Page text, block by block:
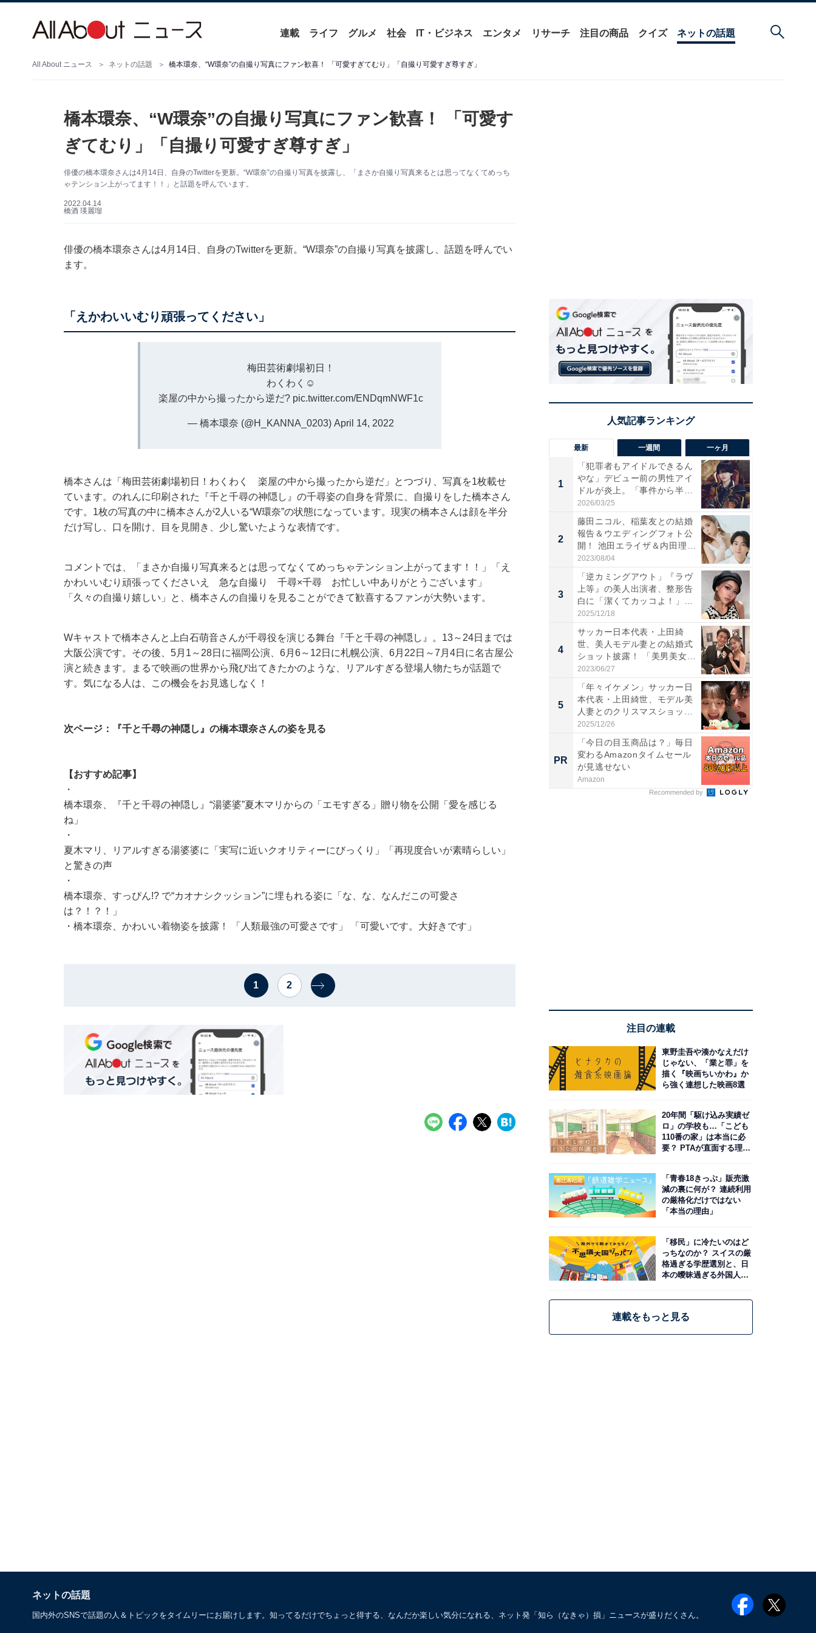
連載 ライフ グルメ 社会 IT・ビジネス エンタメ リサーチ 注目の商品 クイズ ネットの話題
All About ニュース ネットの話題 橋本環奈、“W環奈”の自撮り写真にファン歓喜！ 「可愛すぎてむり」「自撮り可愛すぎ尊すぎ」
橋本環奈、“W環奈”の自撮り写真にファン歓喜！ 「可愛す
ぎてむり」「自撮り可愛すぎ尊すぎ」
俳優の橋本環奈さんは4月14日、自身のTwitterを更新。“W環奈”の自撮り写真を披露し、「まさか自撮り写真来るとは思ってなくてめっち
ゃテンション上がってます！！」と話題を呼んでいます。
2022.04.14
橋酒 瑛麗瑠
俳優の橋本環奈さんは4月14日、自身のTwitterを更新。“W環奈”の自撮り写真を披露し、話題を呼んでい
ます。
「えかわいいむり頑張ってください」
梅田芸術劇場初日！
わくわく☺️
楽屋の中から撮ったから逆だ? pic.twitter.com/ENDqmNWF1c
— 橋本環奈 (@H_KANNA_0203) April 14, 2022
橋本さんは「梅田芸術劇場初日！わくわく 楽屋の中から撮ったから逆だ」とつづり、写真を1枚載せ
ています。のれんに印刷された『千と千尋の神隠し』の千尋姿の自身を背景に、自撮りをした橋本さん
です。1枚の写真の中に橋本さんが2人いる“W環奈”の状態になっています。現実の橋本さんは顔を半分
だけ写し、口を開け、目を見開き、少し驚いたような表情です。
コメントでは、「まさか自撮り写真来るとは思ってなくてめっちゃテンション上がってます！！」「え
かわいいむり頑張ってくださいえ 急な自撮り 千尋×千尋 お忙しい中ありがとうございます」
「久々の自撮り嬉しい」と、橋本さんの自撮りを見ることができて歓喜するファンが大勢います。
Wキャストで橋本さんと上白石萌音さんが千尋役を演じる舞台『千と千尋の神隠し』。13～24日までは
大阪公演です。その後、5月1～28日に福岡公演、6月6～12日に札幌公演、6月22日～7月4日に名古屋公
演と続きます。まるで映画の世界から飛び出てきたかのような、リアルすぎる登場人物たちが話題で
す。気になる人は、この機会をお見逃しなく！
次ページ：『千と千尋の神隠し』の橋本環奈さんの姿を見る
【おすすめ記事】
・
橋本環奈、『千と千尋の神隠し』“湯婆婆”夏木マリからの「エモすぎる」贈り物を公開「愛を感じる
ね」
・
夏木マリ、リアルすぎる湯婆婆に「実写に近いクオリティーにびっくり」「再現度合いが素晴らしい」
と驚きの声
・
橋本環奈、すっぴん!? で“カオナシクッション”に埋もれる姿に「な、な、なんだこの可愛さ
は？！？！」
・ 橋本環奈、かわいい着物姿を披露！ 「人類最強の可愛さです」 「可愛いです。大好きです」
1 2
最新 一週間 一ヶ月
1
「犯罪者もアイドルできるん
やな」デビュー前の男性アイ
ドルが炎上。「事件から半年
も...
2026/03/25
2
藤田ニコル、稲葉友との結婚
報告＆ウエディングフォト公
開！ 池田エライザ＆内田理
央...
2023/08/04
3
「逆カミングアウト」『ラヴ
上等』の美人出演者、整形告
白に「潔くてカッコよ！」
「好...
2025/12/18
4
サッカー日本代表・上田綺
世、美人モデル妻との結婚式
ショット披露！ 「美男美女」
「...
2023/06/27
5
「年々イケメン」サッカー日
本代表・上田綺世、モデル美
人妻とのクリスマスショット
に...
2025/12/26
PR
「今日の目玉商品は？」毎日
変わるAmazonタイムセール
が見逃せない
Amazon
Recommended by
注目の連載
東野圭吾や湊かなえだけ
じゃない、「業と罪」を
描く『映画ちいかわ』か
ら強く連想した映画8選
20年間「駆け込み実績ゼ
ロ」の学校も…「こども
110番の家」は本当に必
要？ PTAが直面する理想
「青春18きっぷ」販売激
減の裏に何が？ 連続利用
の厳格化だけではない
「本当の理由」
「移民」に冷たいのはど
っちなのか？ スイスの厳
格過ぎる学歴選別と、日
本の曖昧過ぎる外国人政
連載をもっと見る
ネットの話題
国内外のSNSで話題の人＆トピックをタイムリーにお届けします。知ってるだけでちょっと得する、なんだか楽しい気分になれる、ネット発「知ら（なきゃ）損」ニュースが盛りだくさん。